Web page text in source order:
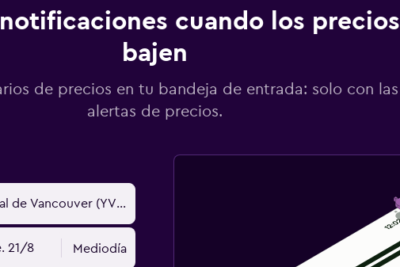
cuando los precios
bajen
de precios en tu bandeja de entrada: solo con las
alertas de precios.
21/8 Mediodía